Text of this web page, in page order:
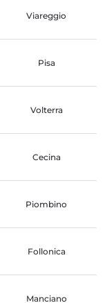
Viareggio
Pisa
Volterra
Cecina
Piombino
Follonica
Manciano